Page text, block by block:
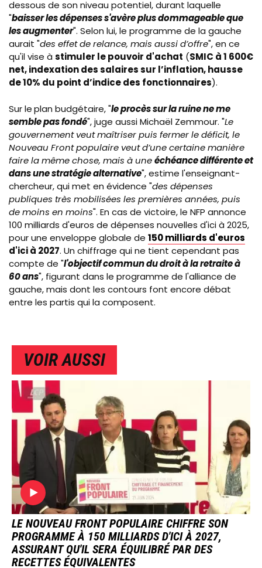
dessous de son niveau potentiel, durant laquelle
"baisser les dépenses s'avère plus dommageable que
les augmenter". Selon lui, le programme de la gauche
aurait "des effet de relance, mais aussi d’offre",en ce
qu'il vise à stimuler le pouvoir d'achat (SMIC à 1 600€
net, indexation des salaires sur l’inflation, hausse
de 10% du point d’indice des fonctionnaires).
Sur leplan budgétaire, "le procès sur la ruine ne me
semble pas fondé", juge aussi Michaël Zemmour. "Le
gouvernement veut maîtriser puis fermer le déficit, le
Nouveau Front populaire veut d’une certaine manière
faire la même chose, mais à uneéchéance différente et
dans une stratégie alternative", estime l'enseignant-
chercheur, qui met en évidence "des dépenses
publiques très mobilisées les premières années, puis
de moins en moins". En cas de victoire, le NFP annonce
100 milliards d'euros de dépenses nouvelles d'ici à 2025,
pour une enveloppe globale de 150 milliards d'euros
d'ici à 2027. Un chiffrage qui ne tient cependant pas
compte de "l'objectif commun du droit à la retraite à
60 ans", figurant dans le programme de l'alliance de
gauche, mais dont les contours font encore débat
entre les partis qui la composent.
VOIR AUSSI
IMAGE
LE NOUVEAU FRONT POPULAIRE CHIFFRE SON
PROGRAMME À 150 MILLIARDS D'ICI À 2027,
ASSURANT QU'IL SERA ÉQUILIBRÉ PAR DES
RECETTES ÉQUIVALENTES